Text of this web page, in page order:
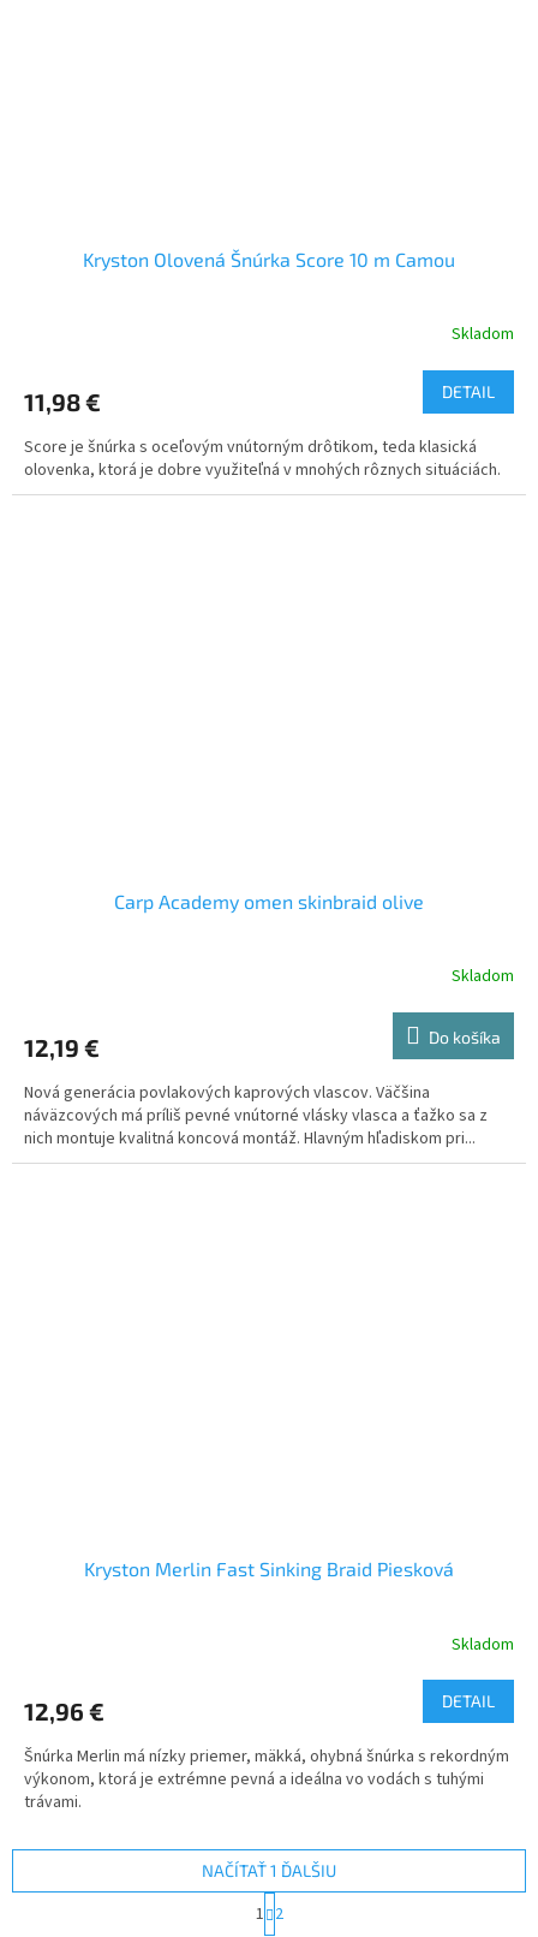
Kryston Olovená Šnúrka Score 10 m Camou
Skladom
11,98 € DETAIL
Score je šnúrka s oceľovým vnútorným drôtikom, teda klasická
olovenka, ktorá je dobre využiteľná v mnohých rôznych situáciách.
Carp Academy omen skinbraid olive
Skladom
12,19 € Do košíka
Nová generácia povlakových kaprových vlascov. Väčšina
náväzcových má príliš pevné vnútorné vlásky vlasca a ťažko sa z
nich montuje kvalitná koncová montáž. Hlavným hľadiskom pri...
Kryston Merlin Fast Sinking Braid Piesková
Skladom
12,96 € DETAIL
Šnúrka Merlin má nízky priemer, mäkká, ohybná šnúrka s rekordným
výkonom, ktorá je extrémne pevná a ideálna vo vodách s tuhými
trávami.
NAČÍTAŤ 1 ĎALŠIU
t
1 2